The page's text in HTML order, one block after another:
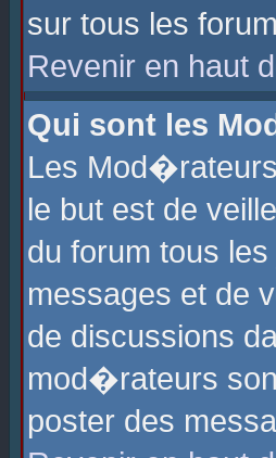
sur tous les
Revenir en haut
Qui sont les
Les
le but est de
du forum tous
messages et de
de discussions
mod�rateurs
poster des